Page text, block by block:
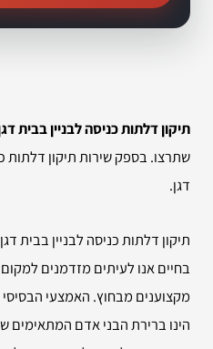
תיקון דלתות כניסה לבניין בבית
שתרצו. בספק שירות תיקון דלתות
דגן.
תיקון דלתות כניסה לבניין בבית
בחיים אנו לעיתים מזדמנים
מקצוענים מבחוץ. האמצעי
הינו ברירת הבני אדם המתאימים